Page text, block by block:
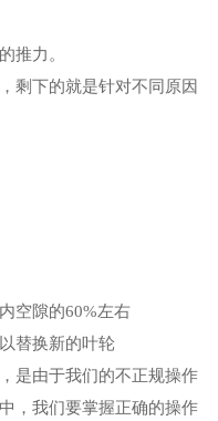
力。
下的就是针对不同原因
隙的60%左右
替换新的叶轮
由于我们的不正规操作
，我们要掌握正确的操作